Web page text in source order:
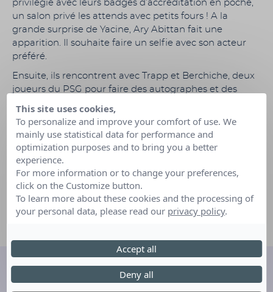
privilégié avec leurs badges d’accréditation en poche,
un salon privé les attends avec petits fours ! A la
grande surprise de Yacine, Ary Abittan fait une
apparition. Il souhaite faire un selfie avec son acteur
préféré.
Ensuite, ils rencontrent avec Trapp et Berchiche, deux
joueurs du PSG pour faire des autographes et des
rencontre en salon privé avec Kylian Mbappé. C’est le
point culminant du rêve pour les garçons, un moment
privilégié avec leur idole qui se prête avec gentillesse
aux photos, dédicaces. De plus, le joueur leur offre un
sac avec des cadeaux, dont un maillot de foot !
La journée se termine avec une belle victoire du PSG
lors d’un beau match !
Découvrez d'autres rêves
This site uses cookies,
To personalize and improve your comfort of use. We
mainly use statistical data for performance and
optimization purposes and to bring you a better
experience.
For more information or to change your preferences,
click on the Customize button.
To learn more about these cookies and the processing of
your personal data, please read our privacy policy.
Deny all
Accept all